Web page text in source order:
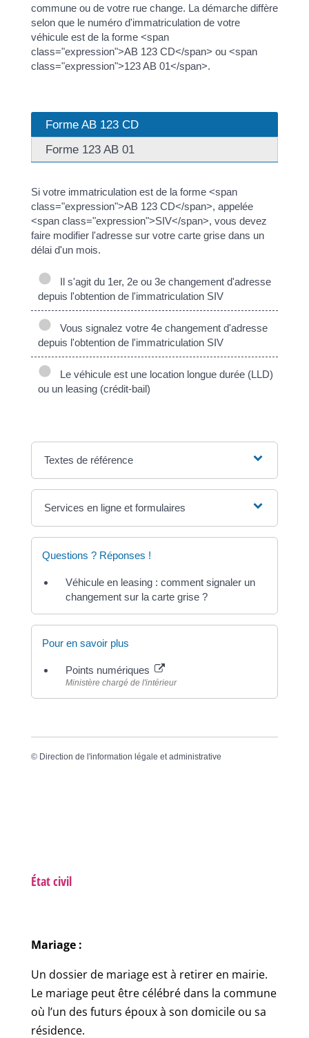
commune ou de votre rue change. La démarche diffère
selon que le numéro d'immatriculation de votre
véhicule est de la forme <span
class="expression">AB 123 CD</span> ou <span
class="expression">123 AB 01</span>.
Forme AB 123 CD
Forme 123 AB 01
Si votre immatriculation est de la forme <span
class="expression">AB 123 CD</span>, appelée
<span class="expression">SIV</span>, vous devez
faire modifier l'adresse sur votre carte grise dans un
délai d'un mois.
Il s'agit du 1er, 2e ou 3e changement d'adresse
depuis l'obtention de l'immatriculation SIV
Vous signalez votre 4e changement d'adresse
depuis l'obtention de l'immatriculation SIV
Le véhicule est une location longue durée (LLD)
ou un leasing (crédit-bail)
Textes de référence
Services en ligne et formulaires
Questions ? Réponses !
Véhicule en leasing : comment signaler un
changement sur la carte grise ?
Pour en savoir plus
Points numériques
Ministère chargé de l'intérieur
© Direction de l'information légale et administrative
État civil
Mariage :
Un dossier de mariage est à retirer en mairie.
Le mariage peut être célébré dans la commune
où l’un des futurs époux à son domicile ou sa
résidence.